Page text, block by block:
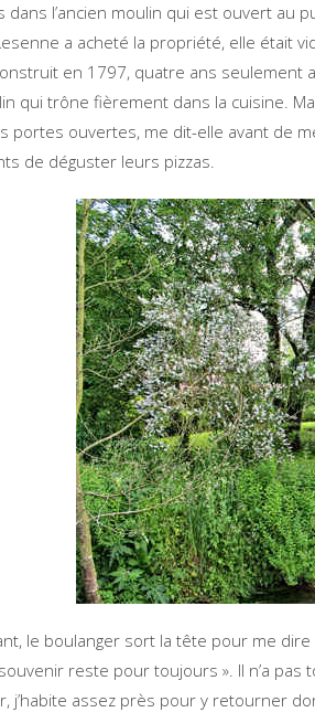
dans l’ancien moulin qui est ouvert
a acheté la propriété, elle était
en 1797, quatre ans seulement
qui trône fièrement dans la cuisine.
portes ouvertes, me dit-elle avant de
de déguster leurs pizzas.
le boulanger sort la tête pour me
reste pour toujours ». Il n’a pas
j’habite assez près pour y retourner